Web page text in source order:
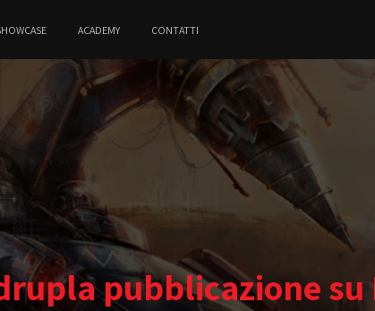
ACADEMY CONTATTI
pubblicazione su